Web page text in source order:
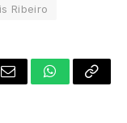
Ribeiro
Email WhatsApp
Copy